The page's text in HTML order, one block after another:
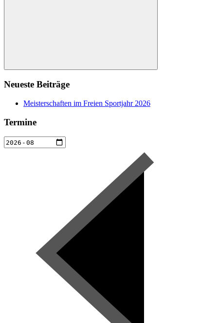
Suchen
Neueste Beiträge
Meisterschaften im Freien Sportjahr 2026
Termine